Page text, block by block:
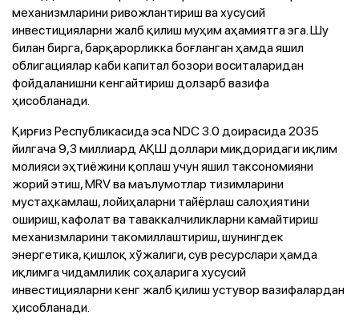
механизмларини ривожлантириш ва хусусий
инвестицияларни жалб қилиш муҳим аҳамиятга эга. Шу
билан бирга, барқарорликка боғланган ҳамда яшил
облигациялар каби капитал бозори воситаларидан
фойдаланишни кенгайтириш долзарб вазифа
ҳисобланади.
Қирғиз Республикасида эса NDC 3.0 доирасида 2035
йилгача 9,3 миллиард АҚШ доллари миқдоридаги иқлим
молияси эҳтиёжини қоплаш учун яшил таксономияни
жорий этиш, MRV ва маълумотлар тизимларини
мустаҳкамлаш, лойиҳаларни тайёрлаш салоҳиятини
ошириш, кафолат ва таваккалчиликларни камайтириш
механизмларини такомиллаштириш, шунингдек
энергетика, қишлоқ хўжалиги, сув ресурслари ҳамда
иқлимга чидамлилик соҳаларига хусусий
инвестицияларни кенг жалб қилиш устувор вазифалардан
ҳисобланади.